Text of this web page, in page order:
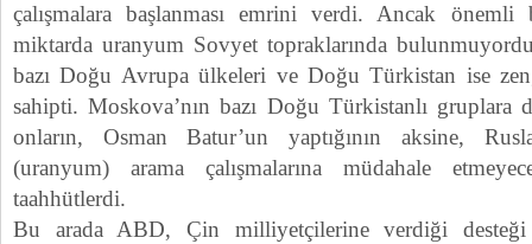
çalışmalara başlanması emrini verdi. Ancak
miktarda uranyum Sovyet topraklarında
bazı Doğu Avrupa ülkeleri ve Doğu Türkistan ise
sahipti. Moskova’nın bazı Doğu Türkistanlı gruplara
onların, Osman Batur’un yaptığının aksine,
(uranyum) arama çalışmalarına müdahale
taahhütlerdi.
Bu arada ABD, Çin milliyetçilerine verdiği